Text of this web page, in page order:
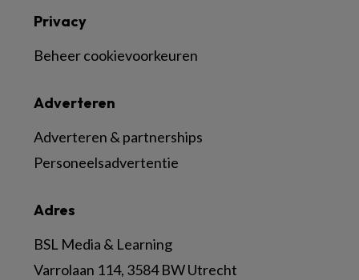
Adres
BSL Media & Learning
Varrolaan 114, 3584 BW Utrecht
Adverteren
Adverteren & partnerships
Personeelsadvertentie
Privacy
Beheer cookievoorkeuren